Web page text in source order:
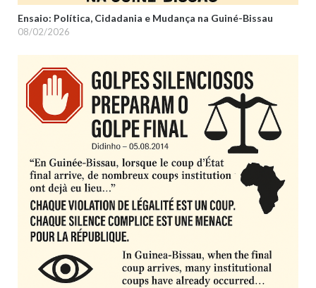
Ensaio: Política, Cidadania e Mudança na Guiné-Bissau
08/02/2026